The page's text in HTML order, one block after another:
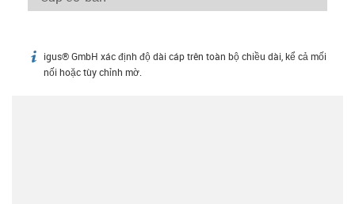
igus-icon-info
igus® GmbH xác định độ dài cáp trên toàn bộ chiều dài, kể cả mối
nối hoặc tùy chỉnh mờ.